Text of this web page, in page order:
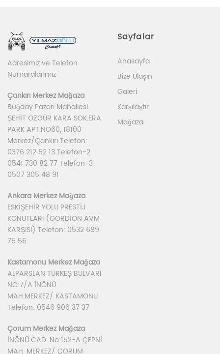
Adresimiz ve Telefon
Numaralarımız
Çankırı Merkez Mağaza
Buğday Pazarı Mahallesi
ŞEHİT ÖZGÜR KARA SOK.ERA
PARK APT.NO60, 18100
Merkez/Çankırı Telefon:
0376 212 52 13 Telefon-2
0541 730 82 77 Telefon-3
0507 305 48 91
Ankara Merkez Mağaza
ESKİŞEHİR YOLU PRESTİJ
KONUTLARI (GORDİON AVM
KARŞISI) Telefon: 0532 689
75 56
Kastamonu Merkez Mağaza
ALPARSLAN TÜRKEŞ BULVARI
NO:7/A İNÖNÜ
MAH.MERKEZ/ KASTAMONU
Telefon: 0546 906 37 37
Çorum Merkez Mağaza
İNÖNÜ CAD. No:152-A ÇEPNİ
MAH. MERKEZ/ ÇORUM
Sayfalar
Anasayfa
Bize Ulaşın
Galeri
Karşılaştır
Mağaza